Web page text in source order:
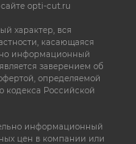
opti-cut.ru
характер, вся
касающаяся
информационный
заверением об
определяемой
кодекса Российской
информационный
цен в компании или